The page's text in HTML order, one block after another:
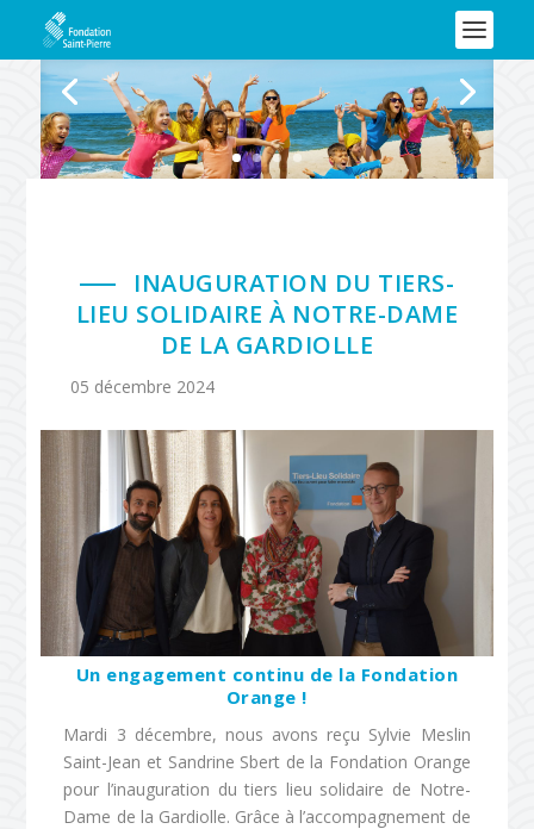
INAUGURATION DU TIERS-
LIEU SOLIDAIRE À NOTRE-DAME
DE LA GARDIOLLE
05 décembre 2024
Un engagement continu de la Fondation
Orange !
Mardi 3 décembre, nous avons reçu Sylvie Meslin
Saint-Jean et Sandrine Sbert de la Fondation Orange
pour l’inauguration du tiers lieu solidaire de Notre-
Dame de la Gardiolle. Grâce à l’accompagnement de